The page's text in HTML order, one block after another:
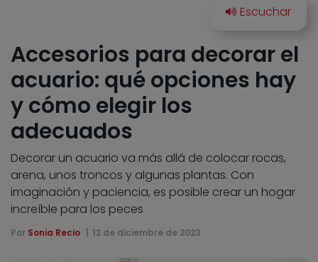
Accesorios para decorar el
acuario: qué opciones hay
y cómo elegir los
adecuados
Decorar un acuario va más allá de colocar rocas,
arena, unos troncos y algunas plantas. Con
imaginación y paciencia, es posible crear un hogar
increíble para los peces
Por Sonia Recio 12 de diciembre de 2023